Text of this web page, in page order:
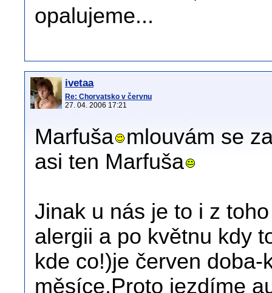
opalujeme...
ivetaa
Re: Chorvatsko v červnu
27. 04. 2006 17:21
Marfuša mlouvám se
asi ten Marfuša
Jinak u nás je to i z
alergii a po květnu kdy
kde co!)je červen
měsíce.Proto jezdíme